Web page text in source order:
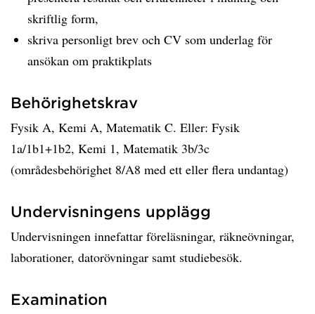
skriftlig form,
skriva personligt brev och CV som underlag för
ansökan om praktikplats
Behörighetskrav
Fysik A, Kemi A, Matematik C. Eller: Fysik
1a/1b1+1b2, Kemi 1, Matematik 3b/3c
(områdesbehörighet 8/A8 med ett eller flera undantag)
Undervisningens upplägg
Undervisningen innefattar föreläsningar, räkneövningar,
laborationer, datorövningar samt studiebesök.
Examination